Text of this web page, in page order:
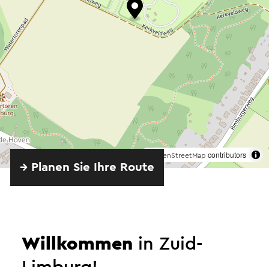
OpenStreetMap contributors
→ Planen Sie Ihre Route
Senden Sie eine E-Mail
Willkommen in Zuid-